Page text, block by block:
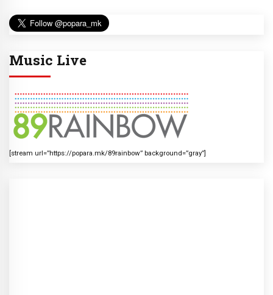
Music Live
[stream url=”https://popara.mk/89rainbow” background=”gray”]